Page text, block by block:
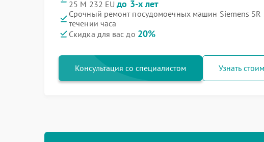
25 M 232 EUдо 3-х лет
Срочный ремонт посудомоечных машин Siemens SR
течении часа
Скидка для вас до 20%
Консультация со специалистом Узнать